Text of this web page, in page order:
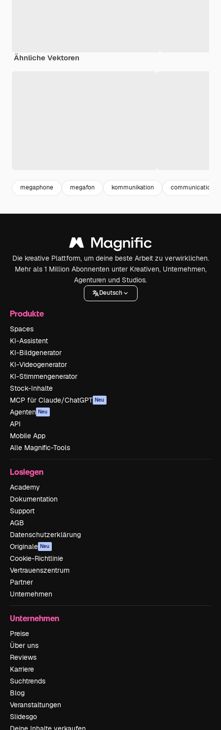
Ähnliche Vektoren
megaphone megafon kommunikation communication
Die kreative Plattform, um deine beste Arbeit zu verwirklichen.
Mehr als 1 Million Abonnenten unter Kreativen, Unternehmen,
Agenturen und Studios.
Deutsch
Produkte
Spaces
KI-Assistent
KI-Bildgenerator
KI-Videogenerator
KI-Stimmengenerator
Stock-Inhalte
MCP für Claude/ChatGPT Neu
Agenten Neu
API
Mobile App
Alle Magnific-Tools
Loslegen
Academy
Dokumentation
Support
AGB
Datenschutzerklärung
Originale Neu
Cookie-Richtlinie
Vertrauenszentrum
Partner
Unternehmen
Unternehmen
Preise
Über uns
Reviews
Karriere
Suchtrends
Blog
Veranstaltungen
Slidesgo